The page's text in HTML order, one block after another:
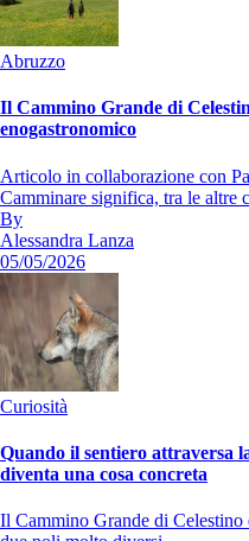
Abruzzo
Il Cammino Grande di
enogastronomico
Articolo in collaborazione con
Camminare significa, tra le altre
By
Alessandra Lanza
05/05/2026
Curiosità
Quando il sentiero attraversa
diventa una cosa concreta
Il Cammino Grande di Celestino